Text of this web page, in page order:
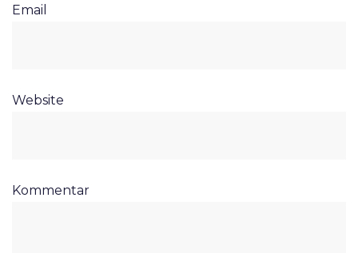
Email
Website
Kommentar